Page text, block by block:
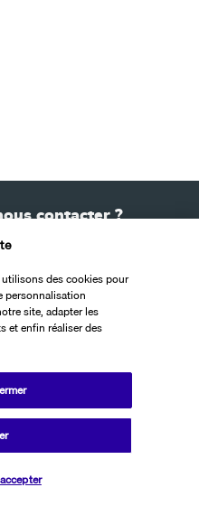
contacter ?
écrire
site
des cookies pour
personnalisation
site, adapter les
et enfin réaliser des